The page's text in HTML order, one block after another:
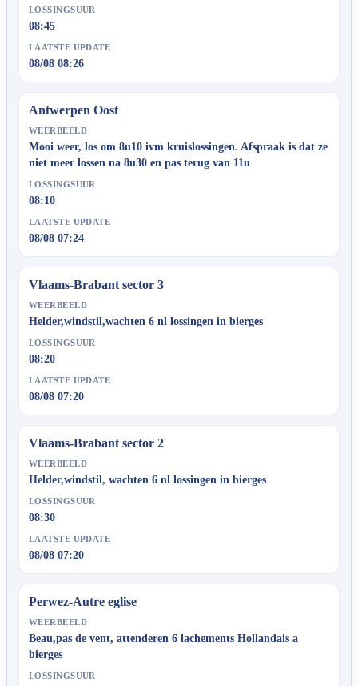
LOSSINGSUUR
08:45
LAATSTE UPDATE
08/08 08:26
Antwerpen Oost
WEERBEELD
Mooi weer, los om 8u10 ivm kruislossingen. Afspraak is dat ze
niet meer lossen na 8u30 en pas terug van 11u
LOSSINGSUUR
08:10
LAATSTE UPDATE
08/08 07:24
Vlaams-Brabant sector 3
WEERBEELD
Helder,windstil,wachten 6 nl lossingen in bierges
LOSSINGSUUR
08:20
LAATSTE UPDATE
08/08 07:20
Vlaams-Brabant sector 2
WEERBEELD
Helder,windstil, wachten 6 nl lossingen in bierges
LOSSINGSUUR
08:30
LAATSTE UPDATE
08/08 07:20
Perwez-Autre eglise
WEERBEELD
Beau,pas de vent, attenderen 6 lachements Hollandais a
bierges
LOSSINGSUUR